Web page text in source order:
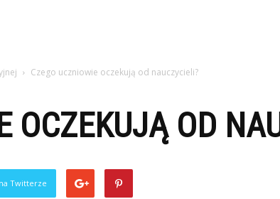
Czego uczniowie oczekują od nauczycieli?
OCZEKUJĄ OD
Twitterze